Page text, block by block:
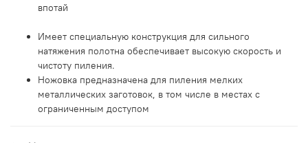
впотай
Имеет специальную конструкция для сильного
натяжения полотна обеспечивает высокую скорость и
чистоту пиления.
Ножовка предназначена для пиления мелких
металлических заготовок, в том числе в местах с
ограниченным доступом